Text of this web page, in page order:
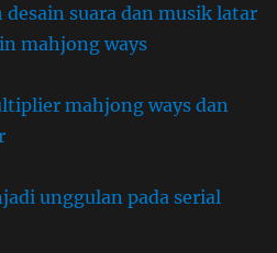
suara dan musik latar
mahjong ways
mahjong ways dan
unggulan pada serial